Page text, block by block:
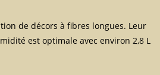
de décors à fibres longues. Leur
est optimale avec environ 2,8 L